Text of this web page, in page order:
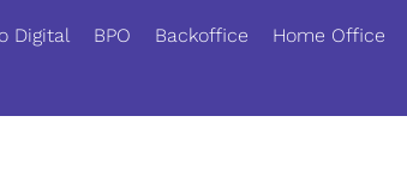
Digital BPO Backoffice Home Office